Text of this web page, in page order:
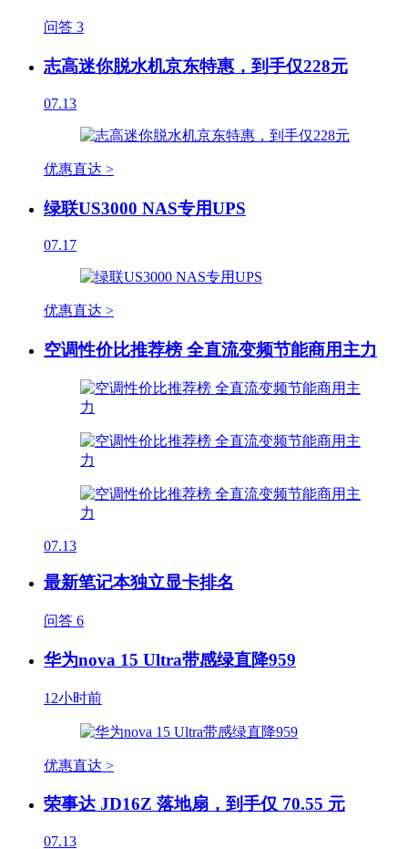
问答 3
志高迷你脱水机京东特惠，到手仅228元
07.13
优惠直达 >
绿联US3000 NAS专用UPS
07.17
优惠直达 >
空调性价比推荐榜 全直流变频节能商用主力
07.13
最新笔记本独立显卡排名
问答 6
华为nova 15 Ultra带感绿直降959
12小时前
优惠直达 >
荣事达 JD16Z 落地扇，到手仅 70.55 元
07.13